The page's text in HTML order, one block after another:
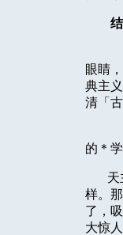
结
眼睛
典主
清「
的＊
天
样。
了，
大惊